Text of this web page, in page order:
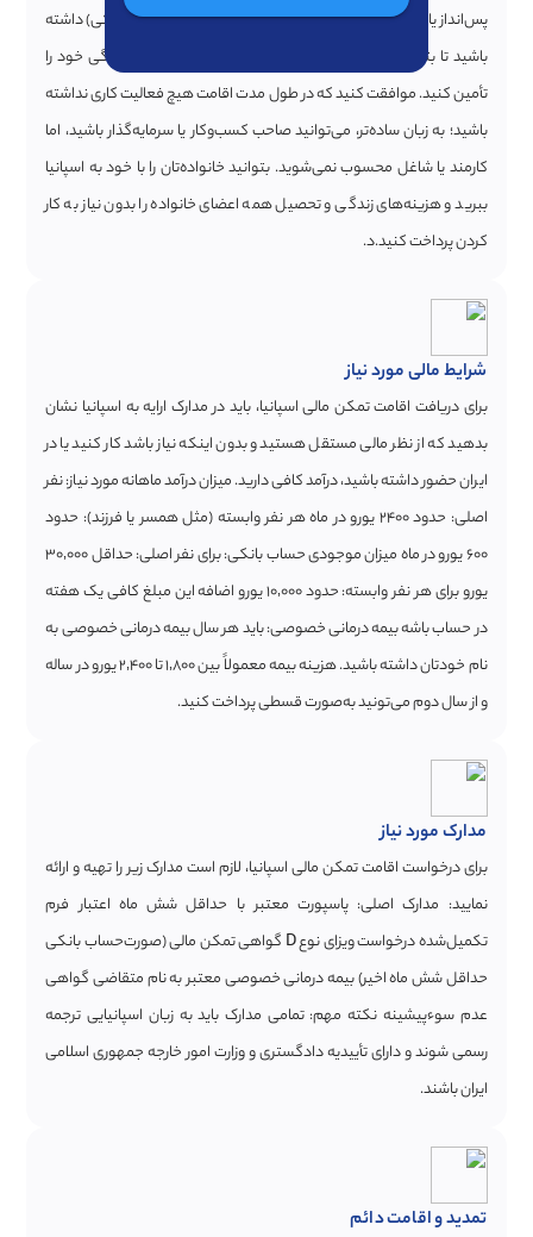
پس‌انداز یا درآمد غیرفعال کافی (مثل اجاره ملک یا سود سپرده بانکی) داشته
باشید تا بتوانید حداقل یک سال بدون کار کردن، هزینه‌های زندگی خود را
تأمین کنید. موافقت کنید که در طول مدت اقامت هیچ فعالیت کاری نداشته
باشید؛ به زبان ساده‌تر، می‌توانید صاحب کسب‌وکار یا سرمایه‌گذار باشید، اما
کارمند یا شاغل محسوب نمی‌شوید. بتوانید خانواده‌تان را با خود به اسپانیا
ببرید و هزینه‌های زندگی و تحصیل همه اعضای خانواده را بدون نیاز به کار
کردن پرداخت کنید.د.
شرایط مالی مورد نیاز
برای دریافت اقامت تمکن مالی اسپانیا، باید در مدارک ارایه به اسپانیا نشان
بدهید که از نظر مالی مستقل هستید و بدون اینکه نیاز باشد کار کنید یا در
ایران حضور داشته باشید، درآمد کافی دارید. میزان درآمد ماهانه مورد نیاز: نفر
اصلی: حدود ۲۴۰۰ یورو در ماه هر نفر وابسته (مثل همسر یا فرزند): حدود
۶۰۰ یورو در ماه میزان موجودی حساب بانکی: برای نفر اصلی: حداقل ۳۰٬۰۰۰
یورو برای هر نفر وابسته: حدود ۱۰٬۰۰۰ یورو اضافه این مبلغ کافی یک هفته
در حساب باشه بیمه درمانی خصوصی: باید هر سال بیمه درمانی خصوصی به
نام خودتان داشته باشید. هزینه بیمه معمولاً بین ۱٬۸۰۰ تا ۲٬۴۰۰ یورو در ساله
و از سال دوم می‌تونید به‌صورت قسطی پرداخت کنید.
مدارک مورد نیاز
برای درخواست اقامت تمکن مالی اسپانیا، لازم است مدارک زیر را تهیه و ارائه
نمایید: مدارک اصلی: پاسپورت معتبر با حداقل شش ماه اعتبار فرم
تکمیل‌شده درخواست ویزای نوع D گواهی تمکن مالی (صورت‌حساب بانکی
حداقل شش ماه اخیر) بیمه درمانی خصوصی معتبر به نام متقاضی گواهی
عدم سوءپیشینه نکته مهم: تمامی مدارک باید به زبان اسپانیایی ترجمه
رسمی شوند و دارای تأییدیه دادگستری و وزارت امور خارجه جمهوری اسلامی
ایران باشند.
تمدید و اقامت دائم